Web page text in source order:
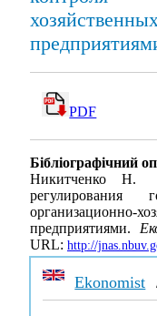
PDF
Бібліографічний
Никитченко Н.
регулирования
предприятиями.
URL: http://
Ekonomist